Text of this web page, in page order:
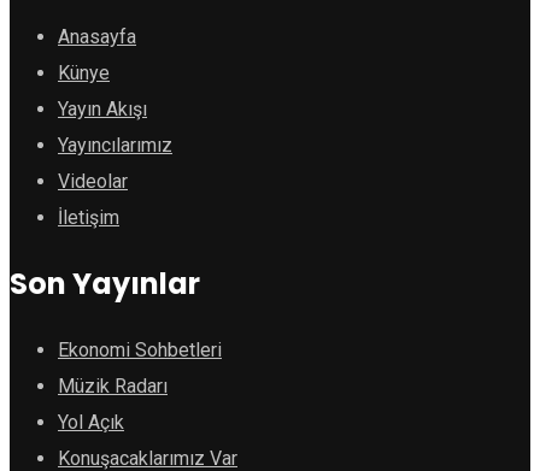
Anasayfa
Künye
Yayın Akışı
Yayıncılarımız
Videolar
İletişim
Son Yayınlar
Ekonomi Sohbetleri
Müzik Radarı
Yol Açık
Konuşacaklarımız Var